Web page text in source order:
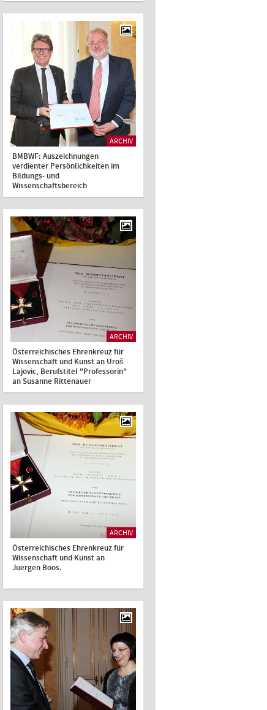
ARCHIV
BMBWF: Auszeichnungen
verdienter Persönlichkeiten im
Bildungs- und
Wissenschaftsbereich
ARCHIV
Österreichisches Ehrenkreuz für
Wissenschaft und Kunst an Uroš
Lajovic, Berufstitel "Professorin"
an Susanne Rittenauer
ARCHIV
Österreichisches Ehrenkreuz für
Wissenschaft und Kunst an
Juergen Boos.